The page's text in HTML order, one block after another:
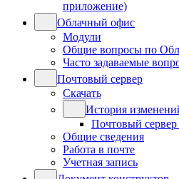
приложение)
Облачный офис
Модули
Общие вопросы по
Часто задаваемые
Почтовый сервер
Скачать
История
Почтовый
Общие сведения
Работа в почте
Учетная запись